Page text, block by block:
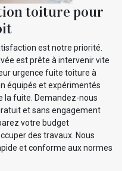
toiture pour
est notre priorité.
est prête à intervenir vite
urgence fuite toiture à
équipés et expérimentés
la fuite. Demandez-nous
et sans engagement
votre budget
des travaux. Nous
et conforme aux normes